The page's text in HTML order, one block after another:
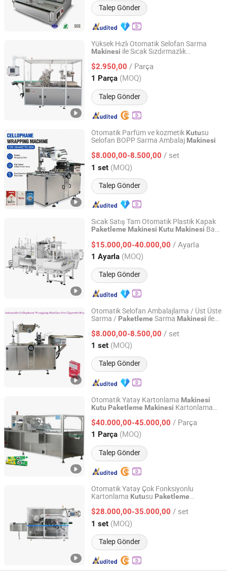
Talep Gönder
Yüksek Hızlı Otomatik Selofan Sarma
Makinesi ile Sıcak Sızdırmazlık
Paketleme Makinesi
Fiyatı
$2.950,00 / Parça
1 Parça (MOQ)
Talep Gönder
SHANGHAI OKAY-PACKAGING CO., LTD.
Shanghai, China Fiyat 2018
Otomatik Parfüm ve kozmetik Kutusu
Selofan BOPP Sarma Ambalaj Makinesi
$8.000,00-8.500,00 / set
1 set (MOQ)
Talep Gönder
Zhejiang Jiedu Intelligent Machinery Technology Co.,Ltd
Zhejiang, China Fiyat 2020
Sıcak Satış Tam Otomatik Plastik Kapak
Paketleme Makinesi Kutu Makinesi Bant
$15.000,00-40.000,00 / Ayarla
1 Ayarla (MOQ)
Talep Gönder
Ruian Tiancheng Packing Machinery Co., Ltd.
Zhejiang, China Fiyat 2022
Otomatik Selofan Ambalajlama / Üst Üste
Sarma / Paketleme Sarma Makinesi ile
$8.000,00-8.500,00 / set
1 set (MOQ)
Talep Gönder
Zhejiang Jiedu Intelligent Machinery Technology Co.,Ltd
Zhejiang, China Fiyat 2020
Otomatik Yatay Kartonlama Makinesi
Kutu Paketleme Makinesi Kartonlama
$40.000,00-45.000,00 / Parça
1 Parça (MOQ)
Talep Gönder
Wuxi Borun Machinery Technology Co., Ltd.
Jiangsu, China Fiyat 2023
Otomatik Yatay Çok Fonksiyonlu
Kartonlama Kutusu Paketleme
Makinesi
$28.000,00-35.000,00 / set
1 set (MOQ)
Talep Gönder
WENZHOU KEDE MACHINERY TECHNOLOGY CO., LTD.
Zhejiang, China Fiyat 2021